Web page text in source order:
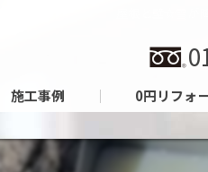
施工事例 0円リフォ